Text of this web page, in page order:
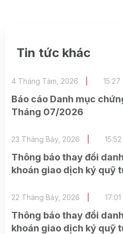
Tin tức khác
Báo cáo Danh mục
Tháng 07/2026
4 Tháng Tám, 2026 15:27
Thông báo thay đổi
khoán giao dịch ký quỹ
23 Tháng Bảy, 2026 15:52
Thông báo thay đổi
khoán giao dịch ký quỹ
22 Tháng Bảy, 2026 17:01